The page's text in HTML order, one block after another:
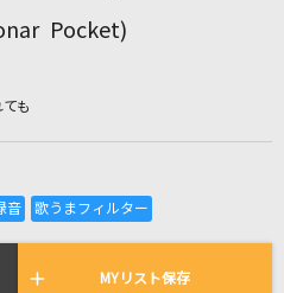
店舗検索
りれき
われている曲の一覧
Pocket)
も
MYリスト保存